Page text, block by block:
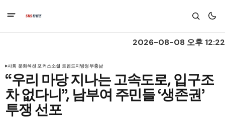
2026-08-08 오후 12:22
사회 문화섹션 포커스소셜 트렌드지방정부충남
“우리 마당 지나는 고속도로, 입구조
차 없다니”, 남부여 주민들 ‘생존권’
투쟁 선포